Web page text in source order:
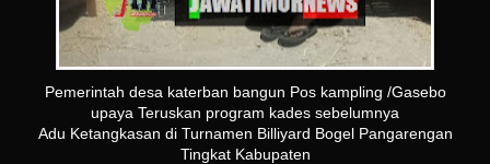
Pemerintah desa katerban bangun Pos kampling /Gasebo
upaya Teruskan program kades sebelumnya
Adu Ketangkasan di Turnamen Billiyard Bogel Pangarengan
Tingkat Kabupaten